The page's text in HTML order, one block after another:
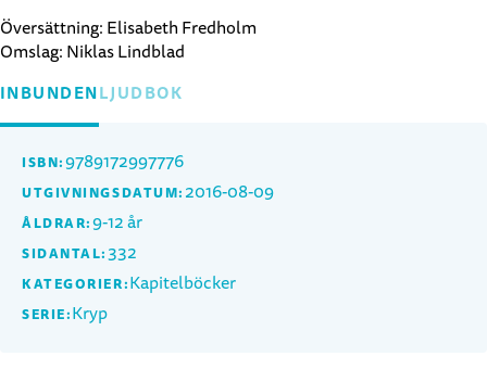
Översättning: Elisabeth Fredholm
Omslag: Niklas Lindblad
INBUNDENLJUDBOK
ISBN:9789172997776
UTGIVNINGSDATUM: 2016-08-09
ÅLDRAR:9-12 år
SIDANTAL:332
KATEGORIER:Kapitelböcker
SERIE:Kryp